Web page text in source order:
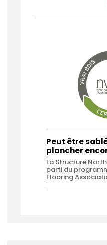
Peut être
plancher
La Structure
parti du
Flooring